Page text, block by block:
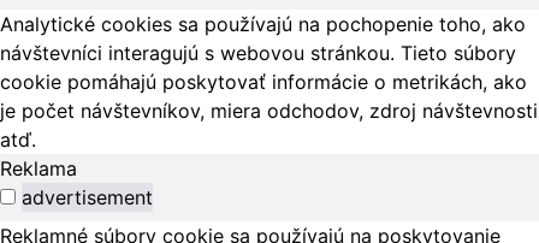
Analytické cookies sa používajú na pochopenie toho, ako
návštevníci interagujú s webovou stránkou. Tieto súbory
cookie pomáhajú poskytovať informácie o metrikách, ako
je počet návštevníkov, miera odchodov, zdroj návštevnosti
atď.
Reklama
advertisement
Reklamné súbory cookie sa používajú na poskytovanie